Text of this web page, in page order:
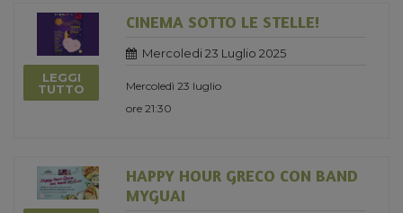
LEGGI
TUTTO
CINEMA SOTTO LE STELLE!
Mercoledi 23 Luglio 2025
Mercoledì 23 luglio
ore 21:30
HAPPY HOUR GRECO CON BAND
MYGUAI